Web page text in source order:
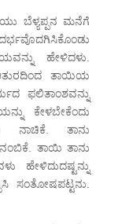
ಬೆಳ್ಯಪ್ಪನ ಮನೆಗೆ
ಹೇಳಿದಳು.
ತಾಯಿಯ
ಫಲಿತಾಂಶವನ್ನು
ಕೇಳಬೇಕೆಂದು
ತಾನು
ತಾಯಿ ತಾನು
ಹೇಳಿದುದಷ್ಟನ್ನು
ಸಂತೋಷಪಟ್ಟನು.